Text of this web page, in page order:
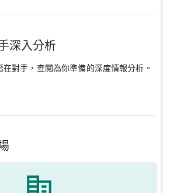
深入分析
在對手，查閱為你準備的深度情報分析。